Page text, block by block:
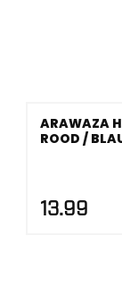
ARAWAZA
ROOD /
13.99